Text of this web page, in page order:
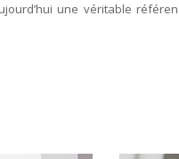
une véritable